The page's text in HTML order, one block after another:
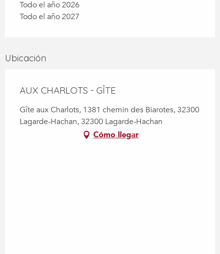
Todo el año 2026
Todo el año 2027
Ubicación
AUX CHARLOTS - GÎTE
Gîte aux Charlots, 1381 chemin des Biarotes, 32300
Lagarde-Hachan, 32300 Lagarde-Hachan
Cómo llegar